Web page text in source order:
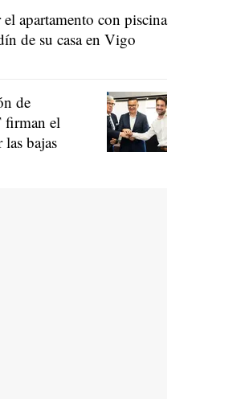
apartamento con piscina
de su casa en Vigo
de
firman el
bajas